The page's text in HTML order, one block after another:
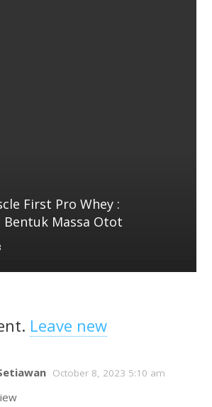
First Pro Whey :
Bentuk Massa Otot
. Leave new
October 8, 2023 5:10 am